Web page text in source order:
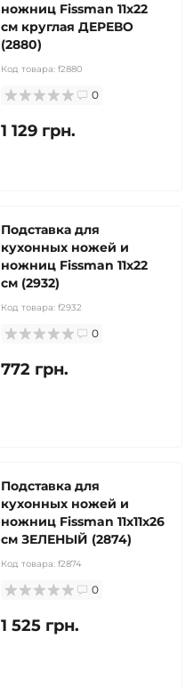
ножниц Fissman 11x22
см круглая ДЕРЕВО
(2880)
Код товара: f2880
0
1 129 грн.
Подставка для
кухонных ножей и
ножниц Fissman 11x22
см (2932)
Код товара: f2932
0
772 грн.
Подставка для
кухонных ножей и
ножниц Fissman 11x11x26
см ЗЕЛЕНЫЙ (2874)
Код товара: f2874
0
1 525 грн.